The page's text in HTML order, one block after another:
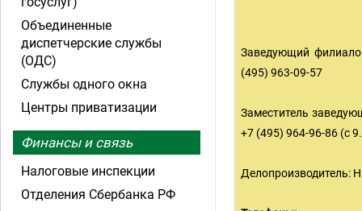
Заведующий
(495) 963-09-57
Заместитель
+7 (495) 964-96-86 (с
Делопроизводитель:
Объединенные
диспетчерские службы
(ОДС)
Службы одного окна
Центры приватизации
Финансы и связь
Налоговые инспекции
Отделения Сбербанка РФ